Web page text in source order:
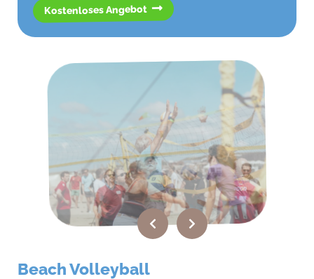
Kostenloses Angebot
Beach Volleyball